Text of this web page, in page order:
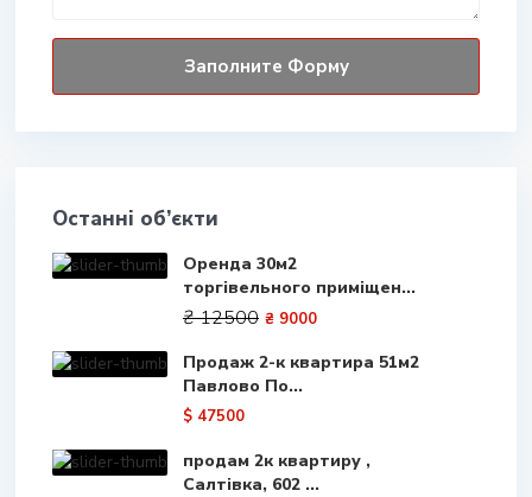
Останні об’єкти
Оренда 30м2
торгівельного приміщен...
₴ 12500 ₴ 9000
Продаж 2-к квартира 51м2
Павлово По...
$ 47500
продам 2к квартиру ,
Салтівка, 602 ...